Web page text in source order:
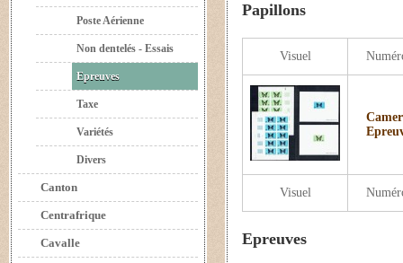
Poste Aérienne
Non dentelés - Essais
Epreuves
Taxe
Variétés
Divers
Canton
Centrafrique
Cavalle
Papillons
Visuel
Visuel
Epreuves